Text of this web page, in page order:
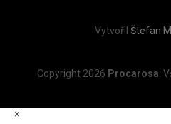
Vytvořil Štefan
Copyright 2026 Procarosa.
×